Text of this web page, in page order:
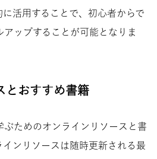
に活用することで、初心者からで
ップすることが可能となりま
とおすすめ書籍
ぶためのオンラインリソースと書
ンリソースは随時更新される最